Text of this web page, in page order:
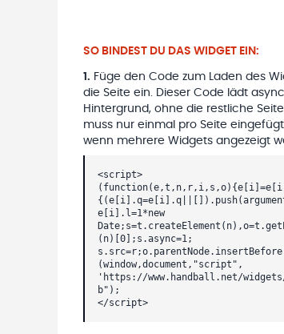
SO BINDEST DU DAS WIDGET EIN:
1 . Füge den Code zum Laden des
die Seite ein. Dieser Code lädt
Hintergrund, ohne die restliche
muss nur einmal pro Seite
wenn mehrere Widgets angezeigt
<script>
e[i].l=1*new
(n)[0];s.async=1;
(window,document,"script",
'https://www.handball.net/
b");
</script>